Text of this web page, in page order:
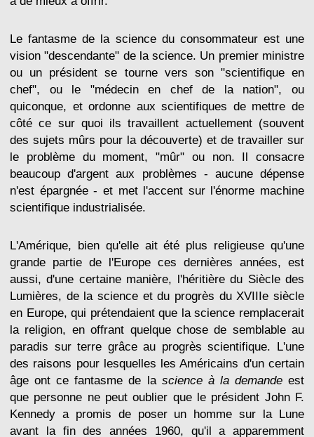
Le fantasme de la science du consommateur est une
vision "descendante" de la science. Un premier ministre
ou un président se tourne vers son "scientifique en
chef", ou le "médecin en chef de la nation", ou
quiconque, et ordonne aux scientifiques de mettre de
côté ce sur quoi ils travaillent actuellement (souvent
des sujets mûrs pour la découverte) et de travailler sur
le problème du moment, "mûr" ou non. Il consacre
beaucoup d'argent aux problèmes - aucune dépense
n'est épargnée - et met l'accent sur l'énorme machine
scientifique industrialisée.
L'Amérique, bien qu'elle ait été plus religieuse qu'une
grande partie de l'Europe ces dernières années, est
aussi, d'une certaine manière, l'héritière du Siècle des
Lumières, de la science et du progrès du XVIIIe siècle
en Europe, qui prétendaient que la science remplacerait
la religion, en offrant quelque chose de semblable au
paradis sur terre grâce au progrès scientifique. L'une
des raisons pour lesquelles les Américains d'un certain
âge ont ce fantasme de la science à la demandeest
que personne ne peut oublier que le président John F.
Kennedy a promis de poser un homme sur la Lune
avant la fin des années 1960, qu'il a apparemment